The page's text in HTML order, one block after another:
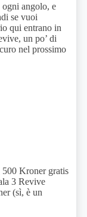
angolo, e
se vuoi
qui entrano in
un po’ di
nel prossimo
Kroner gratis
3 Revive
(sì, è un